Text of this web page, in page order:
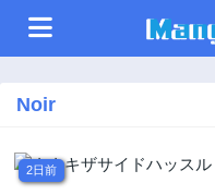
Noir
2日前